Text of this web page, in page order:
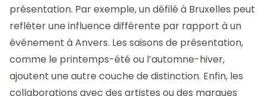
présentation. Par exemple, un défilé à Bruxelles peut
refléter une influence différente par rapport à un
événement à Anvers. Les saisons de présentation,
comme le printemps-été ou l’automne-hiver,
ajoutent une autre couche de distinction. Enfin, les
collaborations avec des artistes ou des marques